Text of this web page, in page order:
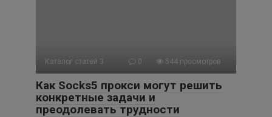
Каталог статей 3 0 544 просмотров
Как Socks5 прокси могут решить
конкретные задачи и
преодолевать трудности